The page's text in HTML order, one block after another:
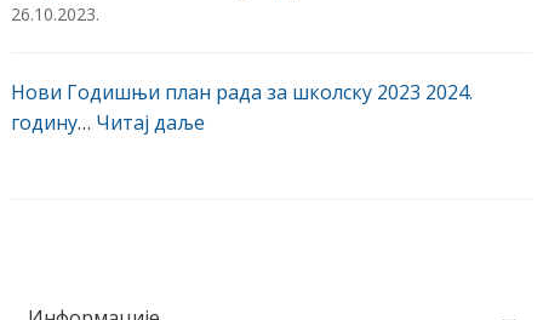
26.10.2023.
Нови Годишњи план рада за школску 2023 2024.
годину… Читај даље